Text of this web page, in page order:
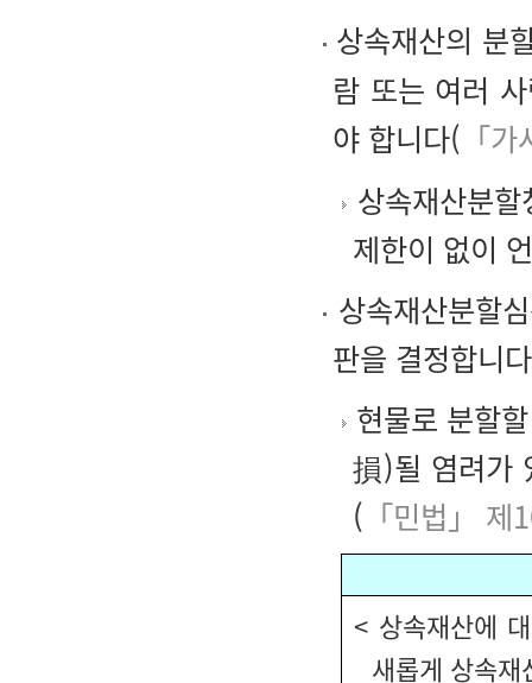
상속재산의 분
람 또는 여러
야 합니다( 「
상속재산분
제한이 없이
상속재산분할
판을 결정합니
현물로 분할
損)될 염려가
( 「민법」 제
< 상속재산에
새롭게 상속